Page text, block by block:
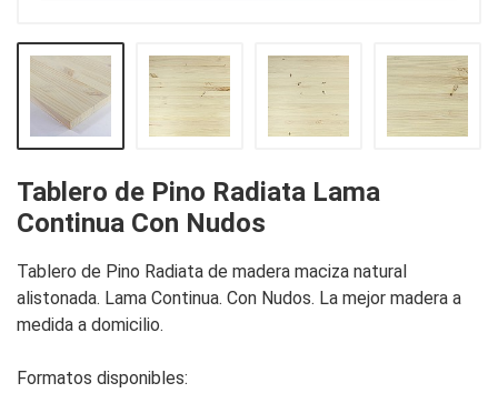
Tablero de Pino Radiata Lama
Continua Con Nudos
Tablero de Pino Radiata de madera maciza natural
alistonada. Lama Continua. Con Nudos. La mejor madera a
medida a domicilio.
Formatos disponibles: